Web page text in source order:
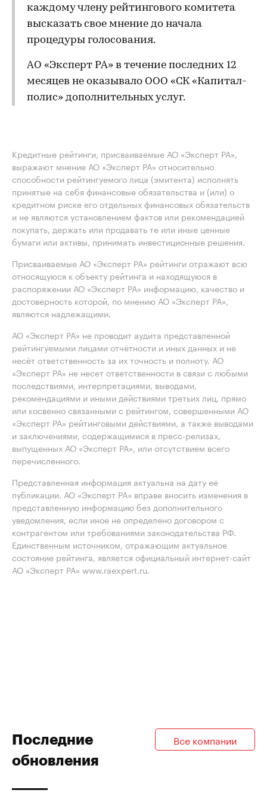
каждому члену рейтингового комитета
высказать свое мнение до начала
процедуры голосования.
АО «Эксперт РА» в течение последних 12
месяцев не оказывало ООО «СК «Капитал-
полис» дополнительных услуг.
Кредитные рейтинги, присваиваемые АО «Эксперт РА»,
выражают мнение АО «Эксперт РА» относительно
способности рейтингуемого лица (эмитента) исполнять
принятые на себя финансовые обязательства и (или) о
кредитном риске его отдельных финансовых обязательств
и не являются установлением фактов или рекомендацией
покупать, держать или продавать те или иные ценные
бумаги или активы, принимать инвестиционные решения.
Присваиваемые АО «Эксперт РА» рейтинги отражают всю
относящуюся к объекту рейтинга и находящуюся в
распоряжении АО «Эксперт РА» информацию, качество и
достоверность которой, по мнению АО «Эксперт РА»,
являются надлежащими.
АО «Эксперт РА» не проводит аудита представленной
рейтингуемыми лицами отчётности и иных данных и не
несёт ответственность за их точность и полноту. АО
«Эксперт РА» не несет ответственности в связи с любыми
последствиями, интерпретациями, выводами,
рекомендациями и иными действиями третьих лиц, прямо
или косвенно связанными с рейтингом, совершенными АО
«Эксперт РА» рейтинговыми действиями, а также выводами
и заключениями, содержащимися в пресс-релизах,
выпущенных АО «Эксперт РА», или отсутствием всего
перечисленного.
Представленная информация актуальна на дату её
публикации. АО «Эксперт РА» вправе вносить изменения в
представленную информацию без дополнительного
уведомления, если иное не определено договором с
контрагентом или требованиями законодательства РФ.
Единственным источником, отражающим актуальное
состояние рейтинга, является официальный интернет-сайт
АО «Эксперт РА» www.raexpert.ru.
Последние
обновления
Все компании